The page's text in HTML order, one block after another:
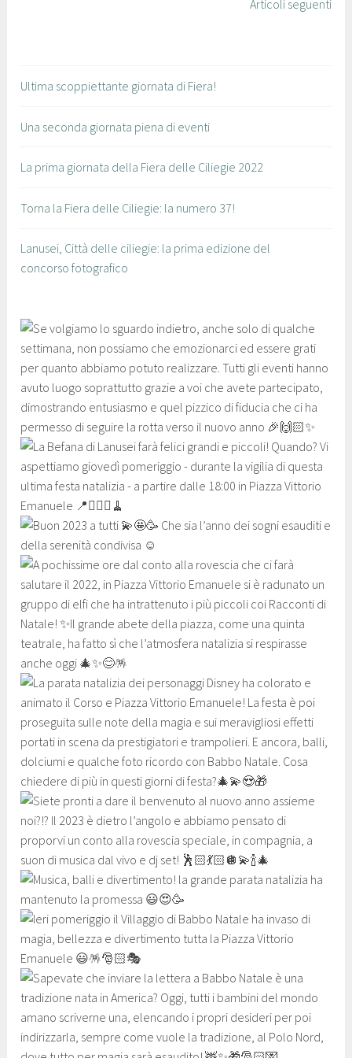
Articoli seguenti
Ultima scoppiettante giornata di Fiera!
Una seconda giornata piena di eventi
La prima giornata della Fiera delle Ciliegie 2022
Torna la Fiera delle Ciliegie: la numero 37!
Lanusei, Città delle ciliegie: la prima edizione del
concorso fotografico